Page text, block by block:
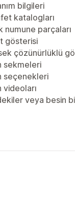
bilgileri
katalogları
numune parçaları
gösterisi
çözünürlüklü
sekmeleri
seçenekleri
videoları
veya besin